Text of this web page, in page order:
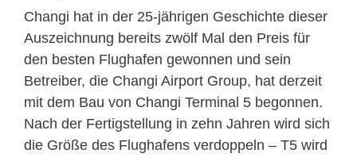
Changi hat in der 25-jährigen Geschichte dieser
Auszeichnung bereits zwölf Mal den Preis für
den besten Flughafen gewonnen und sein
Betreiber, die Changi Airport Group, hat derzeit
mit dem Bau von Changi Terminal 5 begonnen.
Nach der Fertigstellung in zehn Jahren wird sich
die Größe des Flughafens verdoppeln – T5 wird